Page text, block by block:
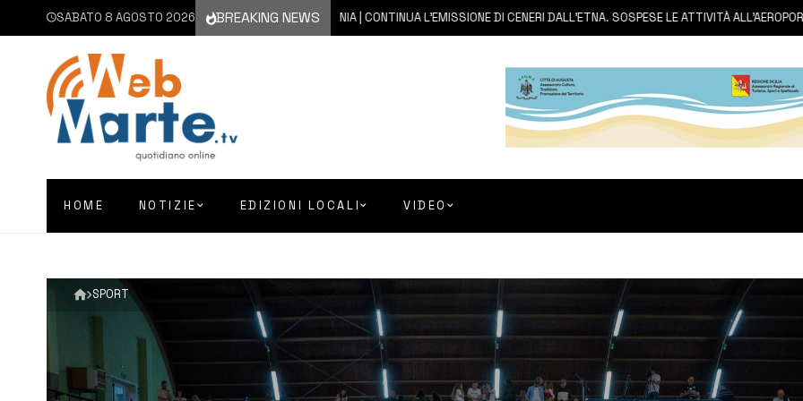
SABATO 8 AGOSTO 2026 BREAKING NEWS
8 AGOSTO 2026 CATANIA | CONTINUA L’EMISSIONE DI CENERI DALL’ETNA. SOSPESE LE ATTIVITÀ ALL’AEROPORTO DI
HOME NOTIZIE EDIZIONI LOCALI VIDEO
SPORT